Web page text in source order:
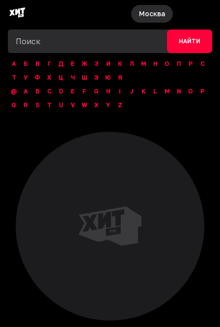
Москва
НАЙТИ
А Б В Г Д Е Ж З И К Л М Н О П Р
С
Т
У Ф Х Ц Ч Ш Э Ю
Я
@
A B C D E F G H I J K L M N O
P
Q
R S T U V W X Y Z